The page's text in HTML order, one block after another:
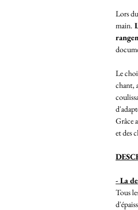
Lors
main.
Le
chant,
Grâce
et des
- La
Tous